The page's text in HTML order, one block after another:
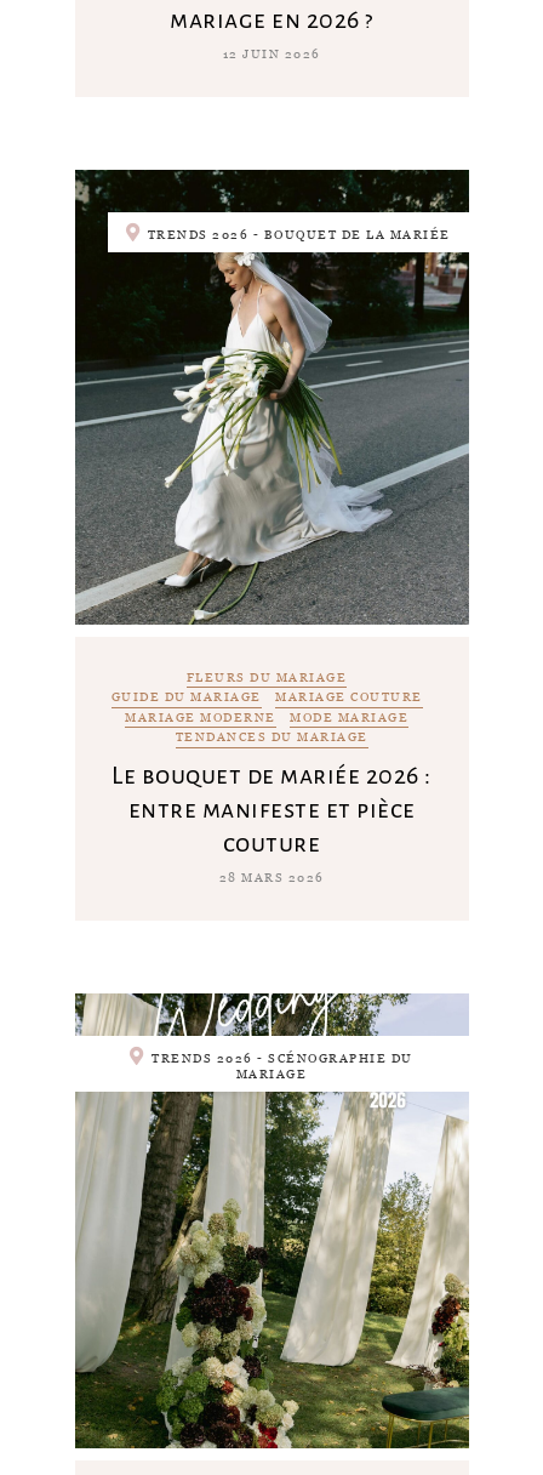
mariage en 2026 ?
12 JUIN 2026
TRENDS 2026 - BOUQUET DE LA MARIÉE
FLEURS DU MARIAGE
GUIDE DU MARIAGE
MARIAGE COUTURE
MARIAGE MODERNE
MODE MARIAGE
TENDANCES DU MARIAGE
Le bouquet de mariée 2026 :
entre manifeste et pièce
couture
28 MARS 2026
TRENDS 2026 - SCÉNOGRAPHIE DU
MARIAGE